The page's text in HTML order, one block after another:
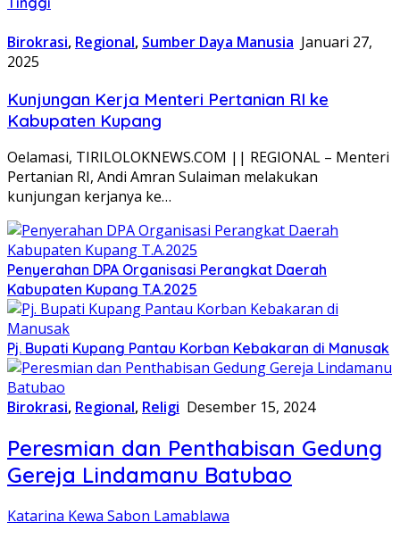
Birokrasi, Regional, Sumber Daya Manusia Januari 27,
2025
Kunjungan Kerja Menteri Pertanian RI ke
Kabupaten Kupang
Oelamasi, TIRILOLOKNEWS.COM || REGIONAL – Menteri
Pertanian RI, Andi Amran Sulaiman melakukan
kunjungan kerjanya ke…
Penyerahan DPA Organisasi Perangkat Daerah
Kabupaten Kupang T.A.2025
Pj. Bupati Kupang Pantau Korban Kebakaran di Manusak
Birokrasi, Regional, Religi Desember 15, 2024
Peresmian dan Penthabisan Gedung
Gereja Lindamanu Batubao
Katarina Kewa Sabon Lamablawa